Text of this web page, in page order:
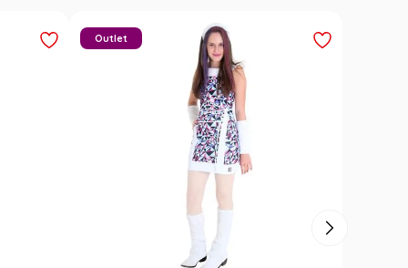
Outlet